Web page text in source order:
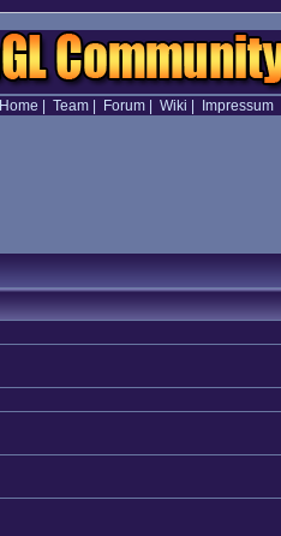
Home Team| Forum| Wiki Impressum